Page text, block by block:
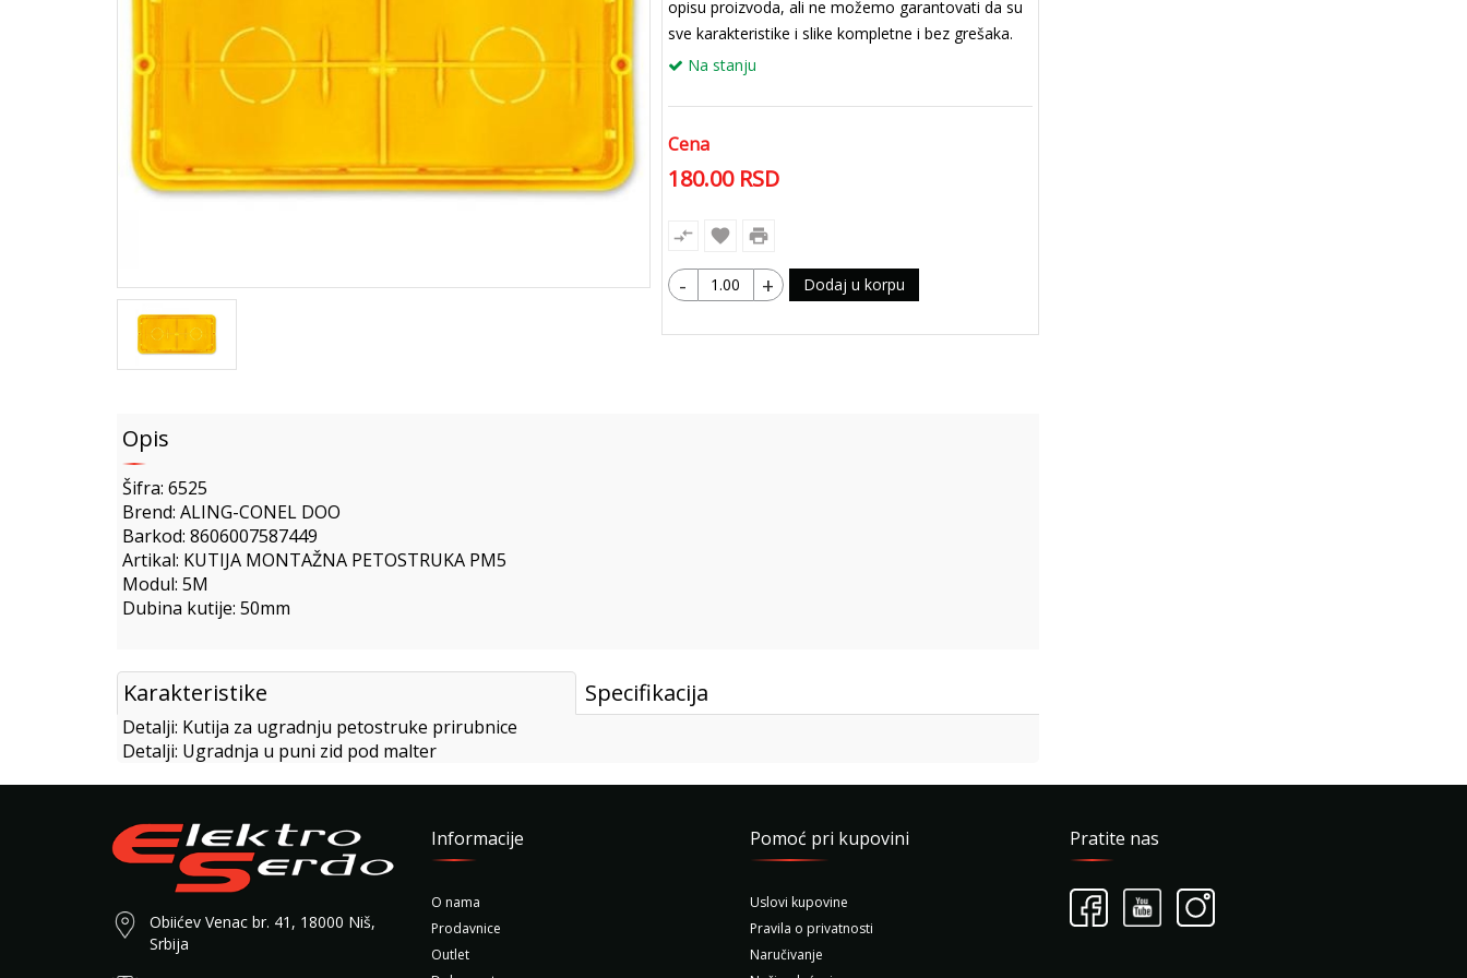
opisu proizvoda, ali ne možemo garantovati da su
sve karakteristike i slike kompletne i bez grešaka.
Na stanju
Cena
180.00 RSD
compare_arrows favorite print
- + Dodaj u korpu
Opis
Šifra: 6525
Brend: ALING-CONEL DOO
Barkod: 8606007587449
Artikal: KUTIJA MONTAŽNA PETOSTRUKA PM5
Modul: 5M
Dubina kutije: 50mm
Karakteristike Specifikacija
Detalji: Kutija za ugradnju petostruke prirubnice
Detalji: Ugradnja u puni zid pod malter
Obiićev Venac br. 41, 18000 Niš,
Srbija
Informacije
O nama
Prodavnice
Outlet
Pomoć pri kupovini
Uslovi kupovine
Pravila o privatnosti
Naručivanje
Pratite nas